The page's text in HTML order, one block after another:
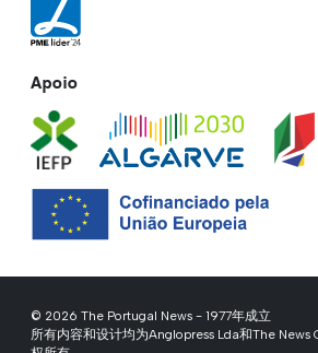
Apoio
© 2026 The Portugal News - 1977年成立
所有内容和设计均为Anglopress Lda和The News